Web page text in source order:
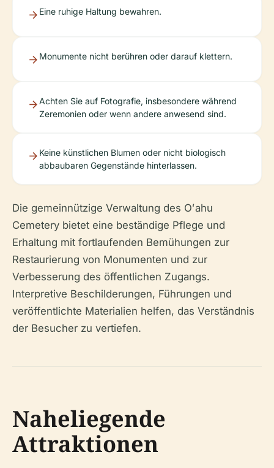
Eine ruhige Haltung bewahren.
Monumente nicht berühren oder darauf klettern.
Achten Sie auf Fotografie, insbesondere während
Zeremonien oder wenn andere anwesend sind.
Keine künstlichen Blumen oder nicht biologisch
abbaubaren Gegenstände hinterlassen.
Die gemeinnützige Verwaltung des Oʻahu
Cemetery bietet eine beständige Pflege und
Erhaltung mit fortlaufenden Bemühungen zur
Restaurierung von Monumenten und zur
Verbesserung des öffentlichen Zugangs.
Interpretive Beschilderungen, Führungen und
veröffentlichte Materialien helfen, das Verständnis
der Besucher zu vertiefen.
Naheliegende
Attraktionen